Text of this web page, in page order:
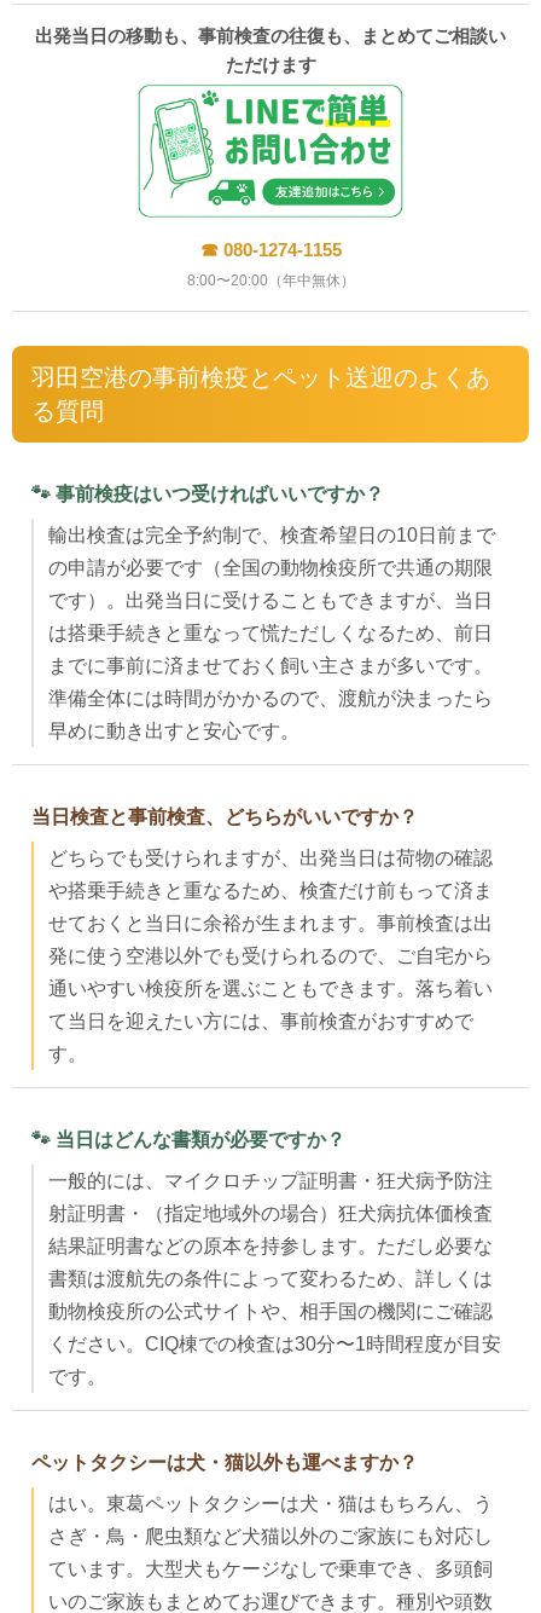
出発当日の移動も、事前検査の往復も、まとめてご相談い
ただけます
☎ 080-1274-1155
8:00〜20:00（年中無休）
羽田空港の事前検疫とペット送迎のよくあ
る質問
🐾 事前検疫はいつ受ければいいですか？
輸出検査は完全予約制で、検査希望日の10日前まで
の申請が必要です（全国の動物検疫所で共通の期限
です）。出発当日に受けることもできますが、当日
は搭乗手続きと重なって慌ただしくなるため、前日
までに事前に済ませておく飼い主さまが多いです。
準備全体には時間がかかるので、渡航が決まったら
早めに動き出すと安心です。
当日検査と事前検査、どちらがいいですか？
どちらでも受けられますが、出発当日は荷物の確認
や搭乗手続きと重なるため、検査だけ前もって済ま
せておくと当日に余裕が生まれます。事前検査は出
発に使う空港以外でも受けられるので、ご自宅から
通いやすい検疫所を選ぶこともできます。落ち着い
て当日を迎えたい方には、事前検査がおすすめで
す。
🐾 当日はどんな書類が必要ですか？
一般的には、マイクロチップ証明書・狂犬病予防注
射証明書・（指定地域外の場合）狂犬病抗体価検査
結果証明書などの原本を持参します。ただし必要な
書類は渡航先の条件によって変わるため、詳しくは
動物検疫所の公式サイトや、相手国の機関にご確認
ください。CIQ棟での検査は30分〜1時間程度が目安
です。
ペットタクシーは犬・猫以外も運べますか？
はい。東葛ペットタクシーは犬・猫はもちろん、う
さぎ・鳥・爬虫類など犬猫以外のご家族にも対応し
ています。大型犬もケージなしで乗車でき、多頭飼
いのご家族もまとめてお運びできます。種別や頭数